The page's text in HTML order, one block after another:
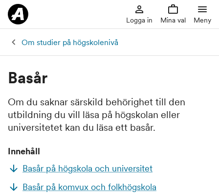
Logga in Mina val Meny
Om studier på högskolenivå
Basår
Om du saknar särskild behörighet till den
utbildning du vill läsa på högskolan eller
universitetet kan du läsa ett basår.
Innehåll
Basår på högskola och universitet
Basår på komvux och folkhögskola